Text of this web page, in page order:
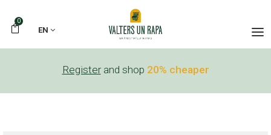
0
EN
Register and shop 20% cheaper